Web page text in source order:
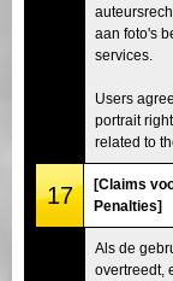
aan foto's
services.
Users
portrait
related to
17
[Claims
Penalties]
Als de
overtreedt,